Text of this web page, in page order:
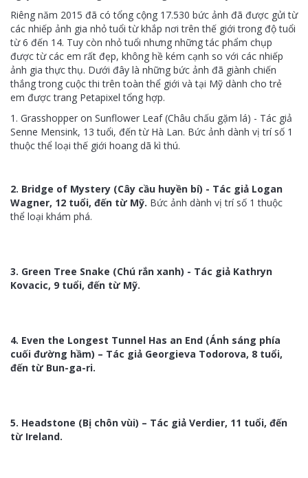
Riêng năm 2015 đã có tổng cộng 17.530 bức ảnh đã được gửi từ
các nhiếp ảnh gia nhỏ tuổi từ khắp nơi trên thế giới trong độ tuổi
từ 6 đến 14. Tuy còn nhỏ tuổi nhưng những tác phẩm chụp
được từ các em rất đẹp, không hề kém cạnh so với các nhiếp
ảnh gia thực thụ. Dưới đây là những bức ảnh đã giành chiến
thắng trong cuộc thi trên toàn thể giới và tại Mỹ dành cho trẻ
em được trang Petapixel tổng hợp.
1. Grasshopper on Sunflower Leaf (Châu chấu gặm lá) - Tác giả
Senne Mensink, 13 tuổi, đến từ Hà Lan. Bức ảnh dành vị trí số 1
thuộc thể loại thế giới hoang dã kì thú.
2. Bridge of Mystery (Cây cầu huyền bí) - Tác giả Logan
Wagner, 12 tuổi, đến từ Mỹ. Bức ảnh dành vị trí số 1 thuộc
thể loại khám phá.
3. Green Tree Snake (Chú rắn xanh) - Tác giả Kathryn
Kovacic, 9 tuổi, đến từ Mỹ.
4. Even the Longest Tunnel Has an End (Ánh sáng phía
cuối đường hầm) – Tác giả Georgieva Todorova, 8 tuổi,
đến từ Bun-ga-ri.
5. Headstone (Bị chôn vùi) – Tác giả Verdier, 11 tuổi, đến
từ Ireland.